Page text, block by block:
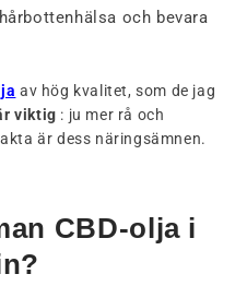
och bevara
av hög kvalitet, som de jag
viktig : ju mer rå och
är dess näringsämnen.
CBD-olja i